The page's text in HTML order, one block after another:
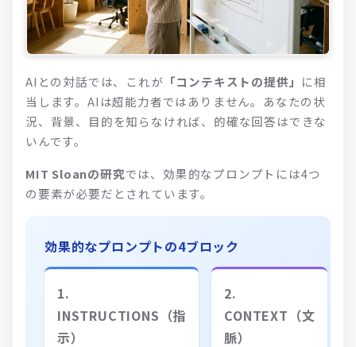
AIとの対話では、これが 「コンテキストの提供」 に相
当します。AIは超能力者ではありません。あなたの状
況、背景、目的を知らなければ、的確な回答はできな
いんです。
MIT Sloanの研究では、効果的なプロンプトには4つ
の要素が必要だとされています。
効果的なプロンプトの4ブロック
1.
INSTRUCTIONS（指
示）
2.
CONTEXT（文
脈）